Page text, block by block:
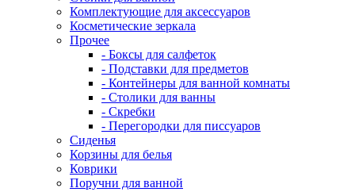
Комплектующие для аксессуаров
Косметические зеркала
Прочее
- Боксы для салфеток
- Подставки для предметов
- Контейнеры для ванной комнаты
- Столики для ванны
- Скребки
- Перегородки для писсуаров
Сиденья
Корзины для белья
Коврики
Поручни для ванной